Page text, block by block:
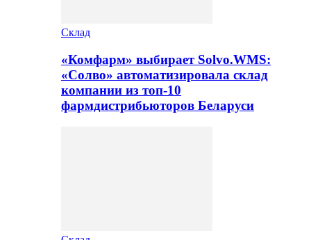
Склад
«Комфарм» выбирает Solvo.WMS:
«Солво» автоматизировала склад
компании из топ-10
фармдистрибьюторов Беларуси